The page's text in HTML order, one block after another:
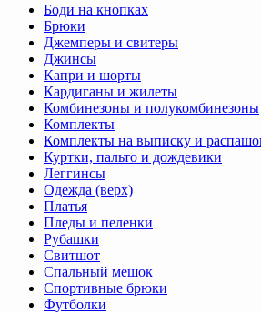
Боди на кнопках
Брюки
Джемперы и свитеры
Джинсы
Капри и шорты
Кардиганы и жилеты
Комбинезоны и полукомбинезоны
Комплекты
Комплекты на выписку и
Куртки, пальто и дождевики
Леггинсы
Одежда (верх)
Платья
Пледы и пеленки
Рубашки
Свитшот
Спальный мешок
Спортивные брюки
Футболки